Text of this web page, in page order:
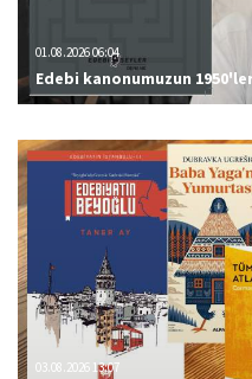
01.08.2026 06:04
Edebi kanonumuzun
03.08.2026 13:07